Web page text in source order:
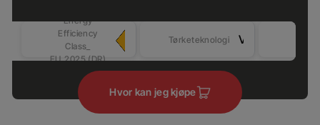
Energy
Efficiency
Class_
EU_2025 (DR)
Tørketeknologi
Hvor kan jeg kjøpe